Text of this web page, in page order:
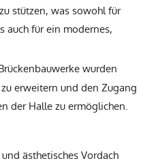
stützen, was sowohl für
auch für ein modernes,
wurden
erweitern und den Zugang
der Halle zu ermöglichen.
ästhetisches Vordach